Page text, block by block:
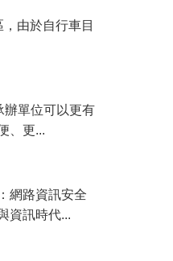
由於自行車目
辦單位可以更有
、更...
網路資訊安全
資訊時代...